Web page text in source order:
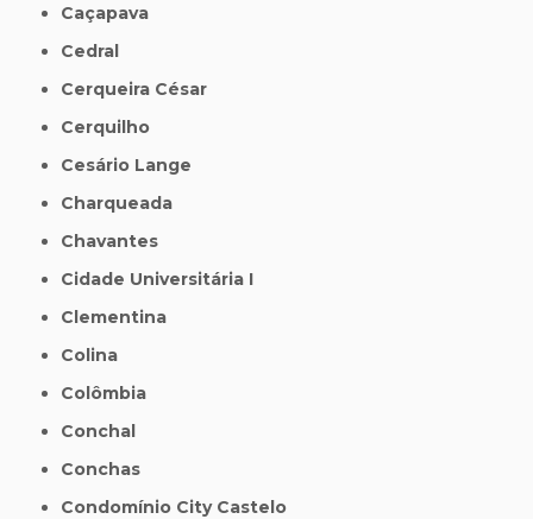
Caçapava
Cedral
Cerqueira César
Cerquilho
Cesário Lange
Charqueada
Chavantes
Cidade Universitária I
Clementina
Colina
Colômbia
Conchal
Conchas
Condomínio City Castelo